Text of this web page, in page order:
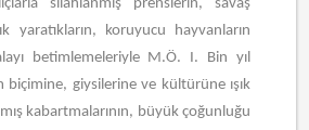
silahlanmış prenslerin, savaş
yaratıkların, koruyucu hayvanların
betimlemeleriyle M.Ö. I. Bin yıl
biçimine, giysilerine ve kültürüne ışık
kabartmalarının, büyük çoğunluğu